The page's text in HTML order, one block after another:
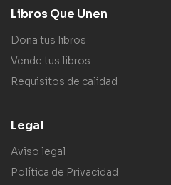
Libros Que Unen
Dona tus libros
Vende tus libros
Requisitos de calidad
Legal
Aviso legal
Política de Privacidad